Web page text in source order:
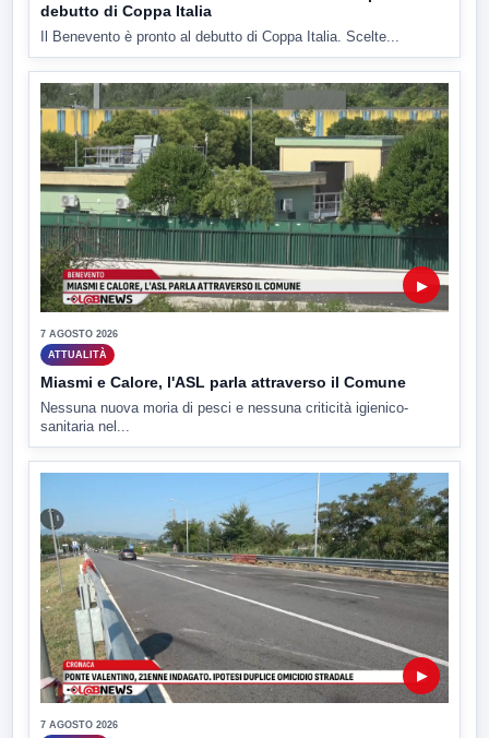
debutto di Coppa Italia
Il Benevento è pronto al debutto di Coppa Italia. Scelte...
▶
7 AGOSTO 2026
ATTUALITÀ
Miasmi e Calore, l'ASL parla attraverso il Comune
Nessuna nuova moria di pesci e nessuna criticità igienico-
sanitaria nel...
▶
7 AGOSTO 2026